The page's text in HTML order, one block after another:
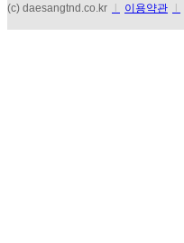
(c) daesangtnd.co.kr
이용약관